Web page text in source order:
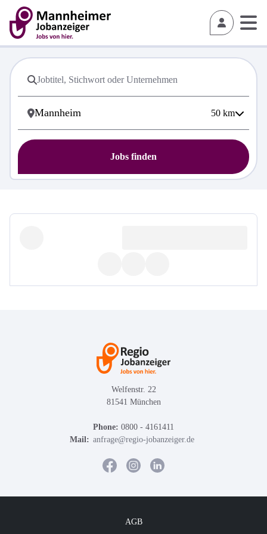
50 km
Jobs finden
Welfenstr. 22
81541 München
Phone: 0800 - 4161411
Mail: anfrage@regio-jobanzeiger.de
AGB